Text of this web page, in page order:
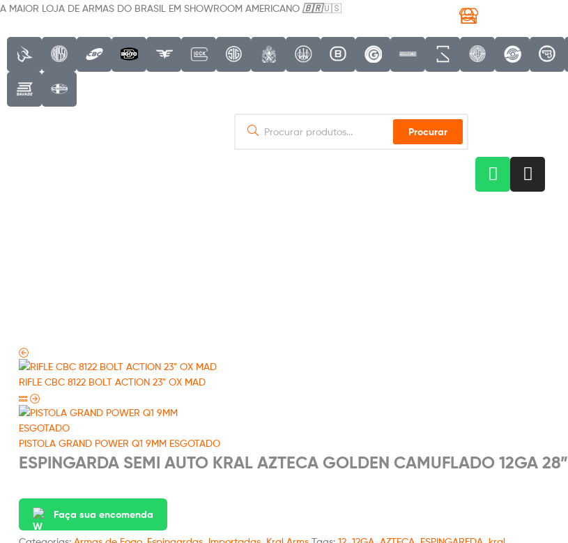
A MAIOR LOJA DE ARMAS DO BRASIL EM SHOWROOM AMERICANO 🇧🇷🇺🇸
Procurar
Sob Encomenda
RIFLE CBC 8122 BOLT ACTION 23" OX MAD
PISTOLA GRAND POWER Q1 9MM ESGOTADO
ESPINGARDA SEMI AUTO KRAL AZTECA GOLDEN CAMUFLADO 12GA 28”
Faça sua encomenda